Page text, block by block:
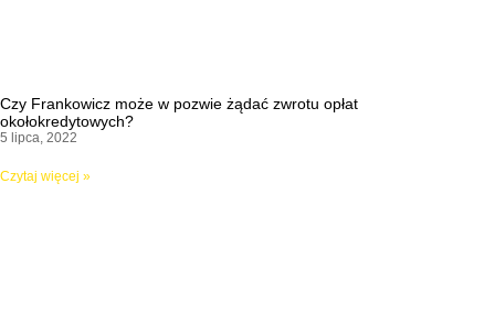
Czy Frankowicz może w pozwie żądać zwrotu opłat
okołokredytowych?
5 lipca, 2022
Czytaj więcej »